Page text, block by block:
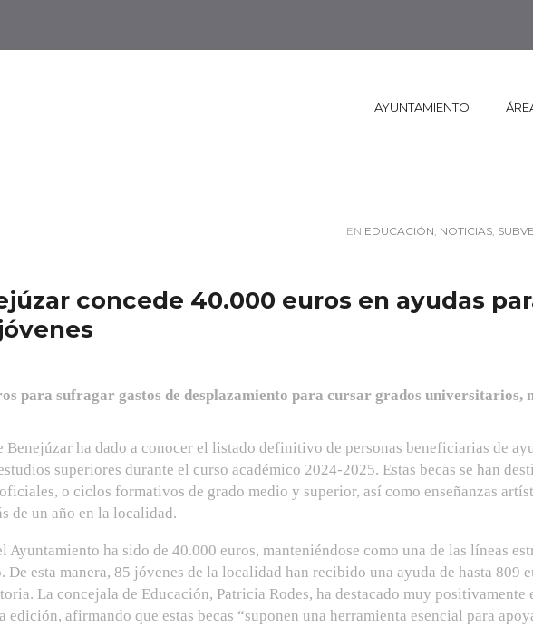
AYUNTAMIENTO
EN EDUCACIÓN, NOTICIAS,
concede 40.000 euros en ayudas
para sufragar gastos de desplazamiento para cursar grados universitarios,
ha dado a conocer el listado definitivo de personas beneficiarias de
superiores durante el curso académico 2024-2025. Estas becas se han
o ciclos formativos de grado medio y superior, así como enseñanzas
de un año en la localidad.
ha sido de 40.000 euros, manteniéndose como una de las líneas
esta manera, 85 jóvenes de la localidad han recibido una ayuda de hasta 809
La concejala de Educación, Patricia Rodes, ha destacado muy positivamente
afirmando que estas becas “suponen una herramienta esencial para